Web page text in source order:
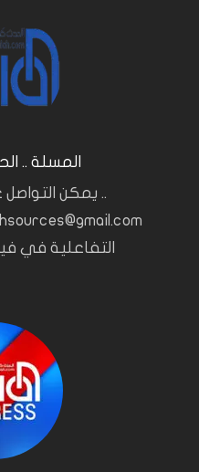
المسلة ..
.. يمكن التواصل
التفاعلية في